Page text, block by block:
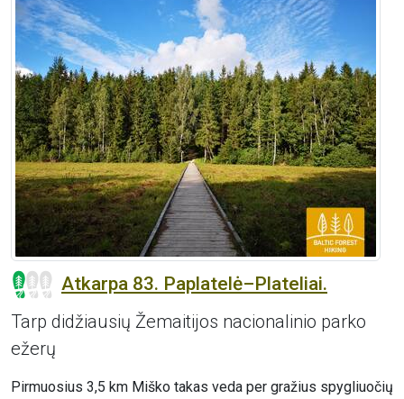
Atkarpa 83. Paplatelė–Plateliai.
Tarp didžiausių Žemaitijos nacionalinio parko
ežerų
Pirmuosius 3,5 km Miško takas veda per gražius spygliuočių